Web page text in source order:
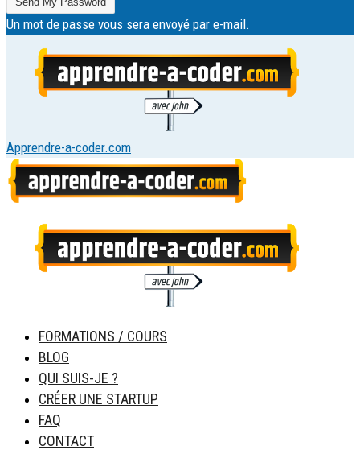
Un mot de passe vous sera envoyé par e-mail.
Apprendre-a-coder.com
FORMATIONS / COURS
BLOG
QUI SUIS-JE ?
CRÉER UNE STARTUP
FAQ
CONTACT